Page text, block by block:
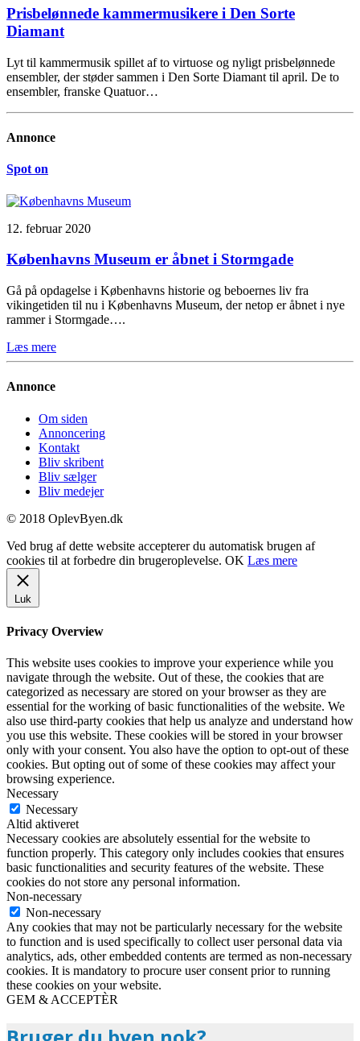
Prisbelønnede kammermusikere i Den Sorte
Diamant
Lyt til kammermusik spillet af to virtuose og nyligt prisbelønnede
ensembler, der støder sammen i Den Sorte Diamant til april. De to
ensembler, franske Quatuor…
Annonce
Spot on
12. februar 2020
Københavns Museum er åbnet i Stormgade
Gå på opdagelse i Københavns historie og beboernes liv fra
vikingetiden til nu i Københavns Museum, der netop er åbnet i nye
rammer i Stormgade….
Læs mere
Annonce
Om siden
Annoncering
Kontakt
Bliv skribent
Bliv sælger
Bliv medejer
© 2018 OplevByen.dk
Ved brug af dette website accepterer du automatisk brugen af
cookies til at forbedre din brugeroplevelse. OK Læs mere
Luk
Privacy Overview
This website uses cookies to improve your experience while you
navigate through the website. Out of these, the cookies that are
categorized as necessary are stored on your browser as they are
essential for the working of basic functionalities of the website. We
also use third-party cookies that help us analyze and understand how
you use this website. These cookies will be stored in your browser
only with your consent. You also have the option to opt-out of these
cookies. But opting out of some of these cookies may affect your
browsing experience.
Necessary
Necessary
Altid aktiveret
Necessary cookies are absolutely essential for the website to
function properly. This category only includes cookies that ensures
basic functionalities and security features of the website. These
cookies do not store any personal information.
Non-necessary
Non-necessary
Any cookies that may not be particularly necessary for the website
to function and is used specifically to collect user personal data via
analytics, ads, other embedded contents are termed as non-necessary
cookies. It is mandatory to procure user consent prior to running
these cookies on your website.
GEM & ACCEPTÈR